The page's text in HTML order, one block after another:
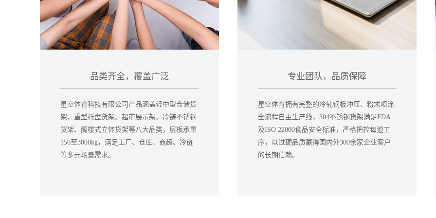
品类齐全，覆盖广泛
星空体育科技有限公司产品涵盖轻中型仓储货
架、重型托盘货架、超市展示架、冷链不锈钢
货架、阁楼式立体货架等八大品类，层板承重
150至3000kg，满足工厂、仓库、商超、冷链
等多元场景需求。
专业团队，品质保障
星空体育拥有完整的冷轧钢板冲压、粉末喷涂
全流程自主生产线，304不锈钢货架满足FDA
及ISO 22000食品安全标准，严格把控每道工
序，以过硬品质赢得国内外300余家企业客户
的长期信赖。